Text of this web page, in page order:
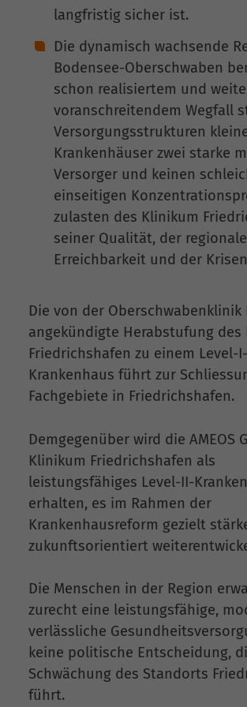
langfristig sicher ist.
Die dynamisch wachsende
Bodensee-Oberschwaben
schon realisiertem und
voranschreitendem Wegfall
Versorgungsstrukturen
Krankenhäuser zwei starke
Versorger und keinen
einseitigen
zulasten des Klinikum
seiner Qualität, der
Erreichbarkeit und der
Die von der Oberschwabenklinik
angekündigte Herabstufung des
Friedrichshafen zu einem Level-I-
Krankenhaus führt zur
Fachgebiete in Friedrichshafen.
Demgegenüber wird die AMEOS
Klinikum Friedrichshafen als
leistungsfähiges Level-II-
erhalten, es im Rahmen der
Krankenhausreform gezielt
zukunftsorientiert
Die Menschen in der Region
zurecht eine leistungsfähige,
verlässliche
keine politische Entscheidung,
Schwächung des Standorts
führt.